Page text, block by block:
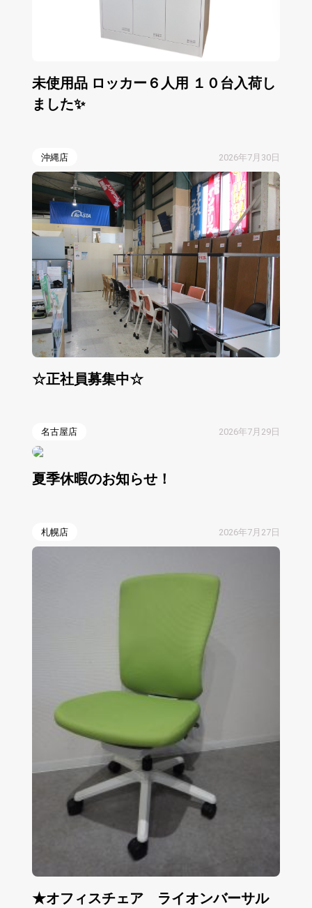
未使用品 ロッカー６人用 １０台入荷し
ました✨
沖縄店 2026年7月30日
☆正社員募集中☆
名古屋店 2026年7月29日
夏季休暇のお知らせ！
札幌店 2026年7月27日
★オフィスチェア ライオンバーサル